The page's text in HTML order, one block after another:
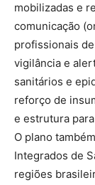
mobilizadas e
comunicação
profissionais
vigilância e
sanitários e
reforço de
e estrutura
O plano
Integrados de
regiões